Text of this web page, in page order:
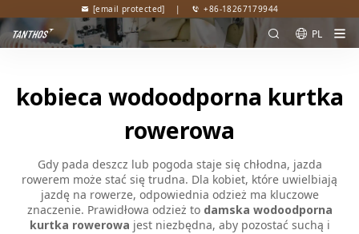
[email protected] | +86-18267179944
PL
kobieca wodoodporna kurtka
rowerowa
Gdy pada deszcz lub pogoda staje się chłodna, jazda
rowerem może stać się trudna. Dla kobiet, które uwielbiają
jazdę na rowerze, odpowiednia odzież ma kluczowe
znaczenie. Prawidłowa odzież to damska wodoodporna
kurtka rowerowa jest niezbędna, aby pozostać suchą i